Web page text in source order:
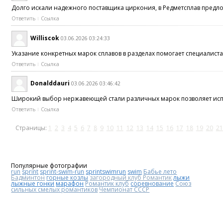
Долго искали надежного поставщика циркония, в Редметсплав
Ответить Ссылка
Williscok 03.06.2026 03:24:33
Указание конкретных марок сплавов в разделах помогает
Ответить Ссылка
Donalddauri 03.06.2026 03:46:42
Широкий выбор нержавеющей стали различных марок позволяет
Ответить Ссылка
Страницы: 1 2 3 4 5 6 7 8 9 10 11 12 13 14 15 16 17 18 19 20 21
Популярные фотографии
run sprint sprint-swim-run sprintswimrun swim Бабье лето
Бадминтонгорные козлы загородный клуб Романтиклыжи
лыжные гонки марафонРомантик клубсоревнованиеСоюз
сильных смелых романтиковЧемпионат СССР